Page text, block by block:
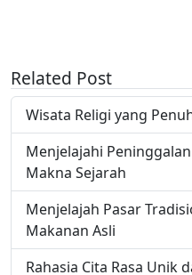
Related Post
Wisata Religi yang
Menjelajahi
Makna Sejarah
Menjelajah Pasar
Makanan Asli
Rahasia Cita Rasa Unik